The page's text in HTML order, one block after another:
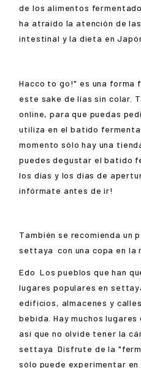
de los alimentos
ha atraído la atención de
intestinal y la dieta en
Hacco to go!" es una forma
este sake de lías sin colar.
online, para que puedas
utiliza en el batido
momento sólo hay una
puedes degustar el batido
los días y los días de
infórmate antes de ir!
También se recomienda un
settaya con una copa en la
Edo Los pueblos que han
lugares populares en
edificios, almacenes y
bebida. Hay muchos
así que no olvide tener la
settaya Disfrute de la
sólo puede experimentar en